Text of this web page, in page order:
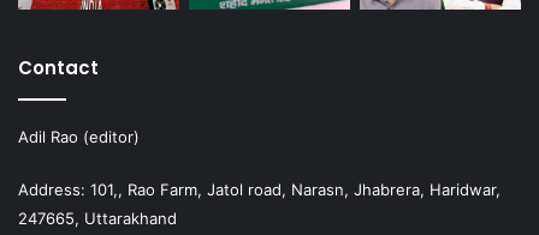
Contact
Adil Rao (editor)
Address: 101,, Rao Farm, Jatol road, Narasn, Jhabrera, Haridwar,
247665, Uttarakhand